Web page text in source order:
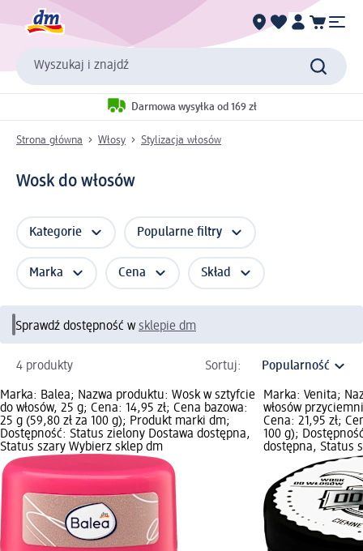
Wyszukaj i znajdź
Darmowa wysyłka od 169 zł
Strona główna Włosy Stylizacja włosów
Wosk do włosów
Kategorie Popularne filtry
Marka Cena Skład
Sprawdź dostępność w sklepie dm
4 produkty Sortuj:
Marka: Balea; Nazwa produktu: Wosk w sztyfcie
do włosów, 25 g; Cena: 14,95 zł; Cena bazowa:
25 g (59,80 zł za 100 g); Produkt marki dm;
Dostępność: Status zielony Dostawa dostępna,
Status szary Wybierz sklep dm
Marka: Venita;
włosów
Cena: 21,95 zł;
100 g);
dostępna, Status